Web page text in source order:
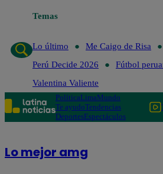
TemasLo último
Lo último
Me Caigo de Risa
Perú Decide 2026
Fútbol
Valentina Valiente
PolíticaLimaMundo
Te ayudoTendencias
DeportesEspectáculos
Lo mejor amg